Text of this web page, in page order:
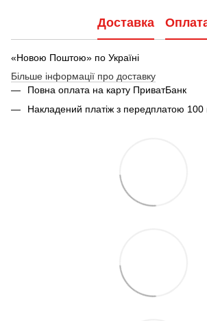
Доставка
«Новою Поштою» по Україні
Більше інформації про доставку
Повна оплата на карту ПриватБанк
Накладений платіж з передплатою 100